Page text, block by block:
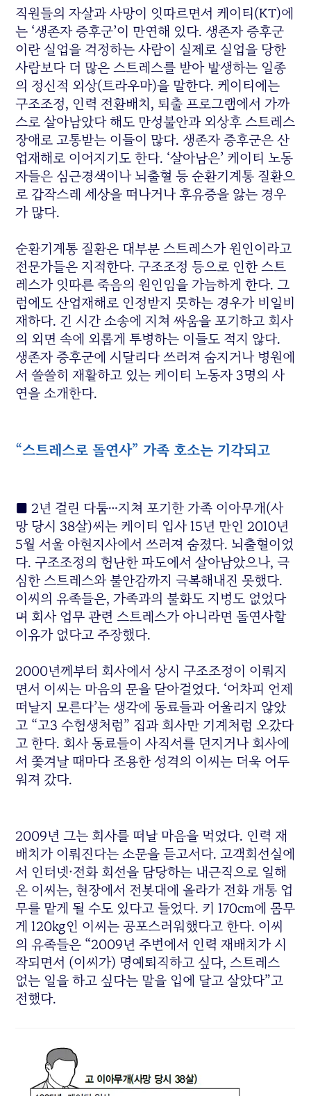
직원들의 자살과 사망이 잇따르면서 케이티(KT)에
는 ‘생존자 증후군’이 만연해 있다. 생존자 증후군
이란 실업을 걱정하는 사람이 실제로 실업을 당한
사람보다 더 많은 스트레스를 받아 발생하는 일종
의 정신적 외상(트라우마)을 말한다. 케이티에는
구조조정, 인력 전환배치, 퇴출 프로그램에서 가까
스로 살아남았다 해도 만성불안과 외상후 스트레스
장애로 고통받는 이들이 많다. 생존자 증후군은 산
업재해로 이어지기도 한다. ‘살아남은’ 케이티 노동
자들은 심근경색이나 뇌출혈 등 순환기계통 질환으
로 갑작스레 세상을 떠나거나 후유증을 앓는 경우
가 많다.
순환기계통 질환은 대부분 스트레스가 원인이라고
전문가들은 지적한다. 구조조정 등으로 인한 스트
레스가 잇따른 죽음의 원인임을 가늠하게 한다. 그
럼에도 산업재해로 인정받지 못하는 경우가 비일비
재하다. 긴 시간 소송에 지쳐 싸움을 포기하고 회사
의 외면 속에 외롭게 투병하는 이들도 적지 않다.
생존자 증후군에 시달리다 쓰러져 숨지거나 병원에
서 쓸쓸히 재활하고 있는 케이티 노동자 3명의 사
연을 소개한다.
“스트레스로 돌연사” 가족 호소는 기각되고
■ 2년 걸린 다툼…지쳐 포기한 가족 이아무개(사
망 당시 38살)씨는 케이티 입사 15년 만인 2010년
5월 서울 아현지사에서 쓰러져 숨졌다. 뇌출혈이었
다. 구조조정의 험난한 파도에서 살아남았으나, 극
심한 스트레스와 불안감까지 극복해내진 못했다.
이씨의 유족들은, 가족과의 불화도 지병도 없었다
며 회사 업무 관련 스트레스가 아니라면 돌연사할
이유가 없다고 주장했다.
2000년께부터 회사에서 상시 구조조정이 이뤄지
면서 이씨는 마음의 문을 닫아걸었다. ‘어차피 언제
떠날지 모른다’는 생각에 동료들과 어울리지 않았
고 “고3 수험생처럼” 집과 회사만 기계처럼 오갔다
고 한다. 회사 동료들이 사직서를 던지거나 회사에
서 쫓겨날 때마다 조용한 성격의 이씨는 더욱 어두
워져 갔다.
2009년 그는 회사를 떠날 마음을 먹었다. 인력 재
배치가 이뤄진다는 소문을 듣고서다. 고객회선실에
서 인터넷·전화 회선을 담당하는 내근직으로 일해
온 이씨는, 현장에서 전봇대에 올라가 전화 개통 업
무를 맡게 될 수도 있다고 들었다. 키 170㎝에 몸무
게 120㎏인 이씨는 공포스러워했다고 한다. 이씨
의 유족들은 “2009년 주변에서 인력 재배치가 시
작되면서 (이씨가) 명예퇴직하고 싶다, 스트레스
없는 일을 하고 싶다는 말을 입에 달고 살았다”고
전했다.